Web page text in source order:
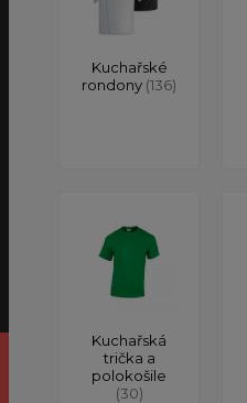
Kuchařské
rondony (136)
Kuchařská
trička a
polokošile
(30)